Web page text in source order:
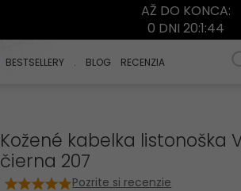
AŽ DO KONCA:
0 DNI 20:1:43
BESTSELLERY . BLOG RECENZIA
Kožené kabelka listonoška
čierna 207
Pozrite si recenzie